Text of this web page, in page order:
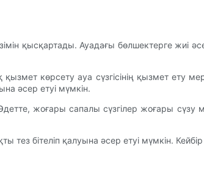
қысқартады. Ауадағы бөлшектерге жиі әсер
көрсету ауа сүзгісінің қызмет ету
әсер етуі мүмкін.
жоғары сапалы сүзгілер жоғары сүзу
тез бітеліп қалуына әсер етуі мүмкін.